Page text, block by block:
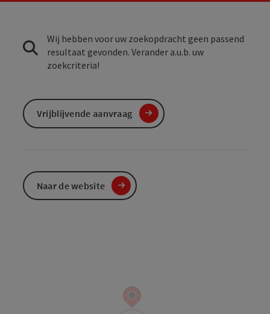
Wij hebben voor uw zoekopdracht geen passend
resultaat gevonden. Verander a.u.b. uw
zoekcriteria!
Vrijblijvende aanvraag
Naar de website